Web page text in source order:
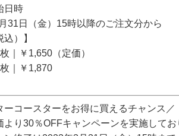
日時
31日（金）15時以降のご注文分から
込）】
｜￥1,650（定価）
｜￥1,870
ーコースターをお得に買えるチャンス／
より30％OFFキャンペーンを実施してお